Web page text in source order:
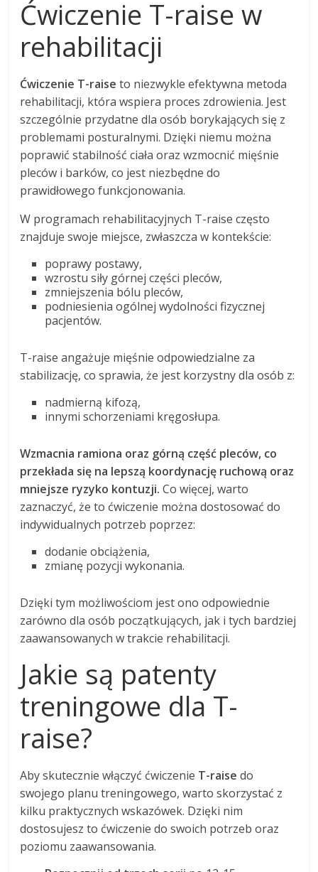
Ćwiczenie T-raise w
rehabilitacji
Ćwiczenie T-raise to niezwykle efektywna metoda
rehabilitacji, która wspiera proces zdrowienia. Jest
szczególnie przydatne dla osób borykających się z
problemami posturalnymi. Dzięki niemu można
poprawić stabilność ciała oraz wzmocnić mięśnie
pleców i barków, co jest niezbędne do
prawidłowego funkcjonowania.
W programach rehabilitacyjnych T-raise często
znajduje swoje miejsce, zwłaszcza w kontekście:
poprawy postawy,
wzrostu siły górnej części pleców,
zmniejszenia bólu pleców,
podniesienia ogólnej wydolności fizycznej
pacjentów.
T-raise angażuje mięśnie odpowiedzialne za
stabilizację, co sprawia, że jest korzystny dla osób z:
nadmierną kifozą,
innymi schorzeniami kręgosłupa.
Wzmacnia ramiona oraz górną część pleców, co
przekłada się na lepszą koordynację ruchową oraz
mniejsze ryzyko kontuzji. Co więcej, warto
zaznaczyć, że to ćwiczenie można dostosować do
indywidualnych potrzeb poprzez:
dodanie obciążenia,
zmianę pozycji wykonania.
Dzięki tym możliwościom jest ono odpowiednie
zarówno dla osób początkujących, jak i tych bardziej
zaawansowanych w trakcie rehabilitacji.
Jakie są patenty
treningowe dla T-
raise?
Aby skutecznie włączyć ćwiczenie T-raise do
swojego planu treningowego, warto skorzystać z
kilku praktycznych wskazówek. Dzięki nim
dostosujesz to ćwiczenie do swoich potrzeb oraz
poziomu zaawansowania.